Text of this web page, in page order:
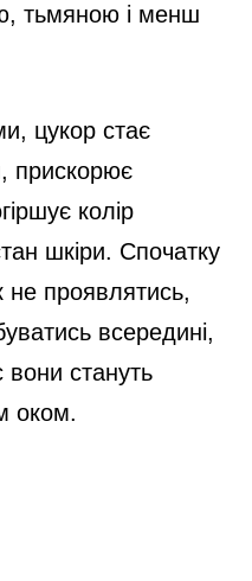
тьмяною і менш
цукор стає
прискорює
колір
шкіри. Спочатку
не проявлятись,
всередині,
стануть
оком.